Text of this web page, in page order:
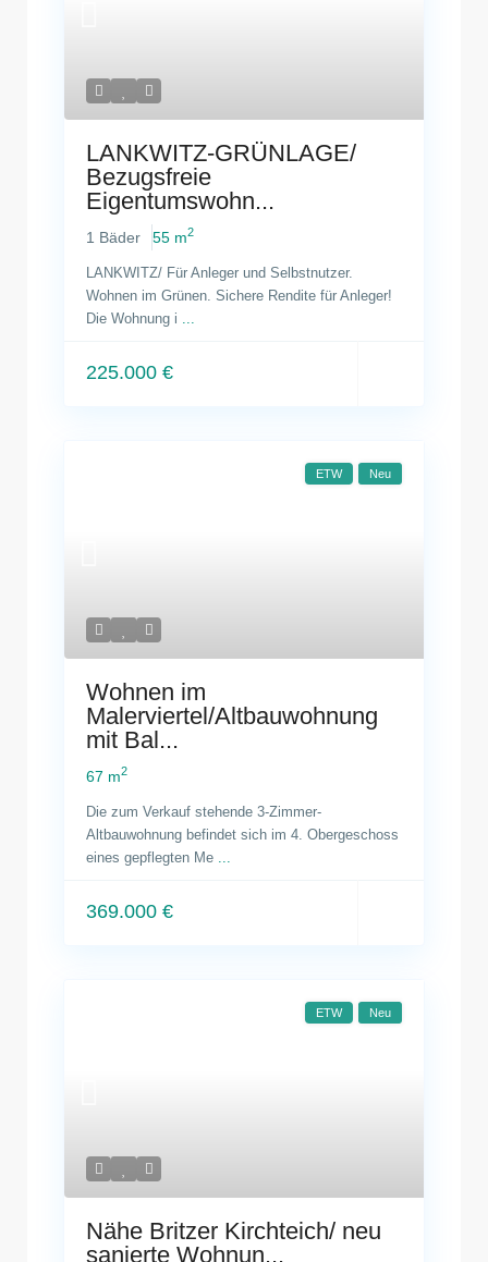
LANKWITZ-GRÜNLAGE/
Bezugsfreie
Eigentumswohn...
1 Bäder 55 m2
LANKWITZ/ Für Anleger und Selbstnutzer.
Wohnen im Grünen. Sichere Rendite für Anleger!
Die Wohnung i
225.000 €
ETW Neu
Wohnen im
Malerviertel/Altbauwohnung
mit Bal...
67 m2
Die zum Verkauf stehende 3-Zimmer-
Altbauwohnung befindet sich im 4. Obergeschoss
eines gepflegten Me
369.000 €
ETW Neu
Nähe Britzer Kirchteich/ neu
sanierte Wohnun...